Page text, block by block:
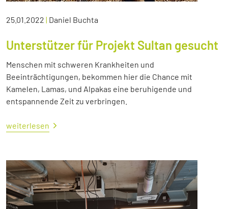
25.01.2022 | Daniel Buchta
Unterstützer für Projekt Sultan gesucht
Menschen mit schweren Krankheiten und
Beeinträchtigungen, bekommen hier die Chance mit
Kamelen, Lamas, und Alpakas eine beruhigende und
entspannende Zeit zu verbringen.
weiterlesen